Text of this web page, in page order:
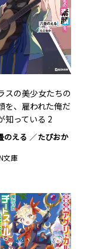
スの美少女たちの
を、雇われた俺だ
知っている 2
のえる たぴおか
文庫